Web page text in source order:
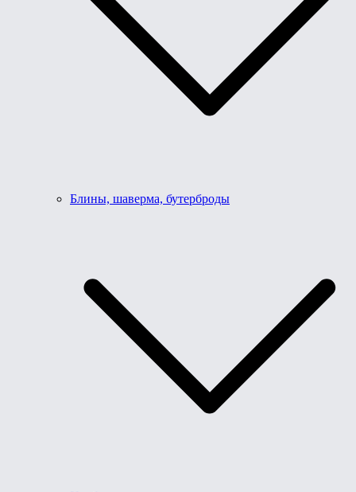
Блины, шаверма, бутерброды